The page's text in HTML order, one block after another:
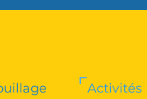
Activités